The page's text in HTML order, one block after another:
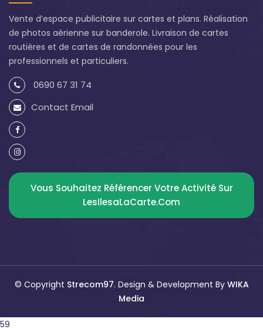
Vente d’espace publicitaire sur cartes et plans. Réalisation
de photos aérienne sur banderole. Livraison de cartes
routières et de cartes de randonnées pour les
professionnels et particuliers.
0690 67 31 74
Contact Email
Vous Souhaitez Référencer Votre Activité Sur
LesIlesaLaCarte.com
© Copyright Strecom97. Design & Development By WIKA
Media
59